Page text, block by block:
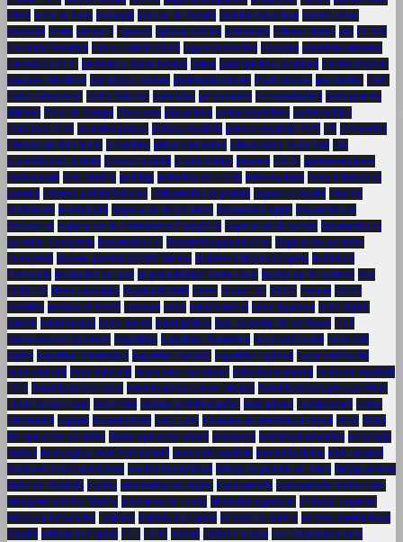
niños norte de Gaza nostalgia noticias de España noticias deportivas nuevas pistas
obesidad oferta omega-3 OpenAI opinión pública optimismo Oriente Medio oro OTAN
Ousmane Dembélé Pablo Carreño Busta pagos en efectivo Palestina panadería artesanal
Pantalla LCD 17 pantallas y sueño infantil pareja participación ciudadana Partido Popular
patinetes eléctricos patrimonio cultural patrimonio natural Paula Badosa paz interior Pedri
Pedro Almodóvar Pedro Sánchez pensiones periodontitis Personalización peste porcina
africana Picos de Europa Placa base placas base poder adquisitivo poder político
Policlínica Alen polémica política política española política española 2026 PP prevención
Prevención del Cáncer privacidad privacidad online Privacidad y Seguridad Pro
procedimiento judicial proceso judicial productividad protesta PSOE quebrantahuesos
ransomware Real Madrid reciclaje recitación del Corán redes sociales reducir tiempo de
pantalla reforma judicial Sánchez refrigeración de portátil regreso a España relación
sentimental rentabilidad Reparacion de portátiles Reparación Apple Reparación de
impresoras Reparación de ordenadores Fuengirola Reparación de portátil Reparación de
portátiles Fuengirola Reparación HP Reparación pantalla Acer Reparación portátiles
Fuengirola Reparar pantalla portátil Málaga residencia fiscal en España resiliencia
resistencia resolución del juez responsabilidad institucional revelación de secretos Rey
Felipe VI ritmo circadiano Rosalía Madrid router Router 4G RTVE ruptura récord
histórico récords de Messi Sabadell salud salud cerebral salud digestiva salud digital
infantil salud infantil salud mental salud pública San Sebastián de los Reyes SAT
mantenimiento portátiles Seguridad seguridad cibernética seguridad de red seguridad
digital seguridad informática seguridad nacional seguridad regional Seguridad Social
seguridad vial seguridad wifi selecciones nacionales selección argentina selección española
SEO Servicio técnico Asus servicio técnico dental Málaga Servicio técnico para portátiles
Silvia Intxaurrondo sinceridad sistema judicial español smartphone Smartphones Soltec
Electrónica soporte sostenibilidad Stop-Loss síndrome de abstinencia digital tablet Taller
de reparación portátiles Taller reparación tablets tecnología tecnología educativa tecnología
médica tecnología y desarrollo infantil televisión española tendencia alcista tenis español
tensiones en Oriente Medio tensión institucional tiempo de pantalla en niños trabajo remoto
tradición española trading transformación digital transparencia transparencia institucional
transporte público Madrid trastornos del sueño tribunales españoles Tribunal Supremo
tráfico de influencias Turismo turismo en España turismo en madrid turismo internacional
España turistas en España UCI UCO unidad Unión Europea uso responsable de la